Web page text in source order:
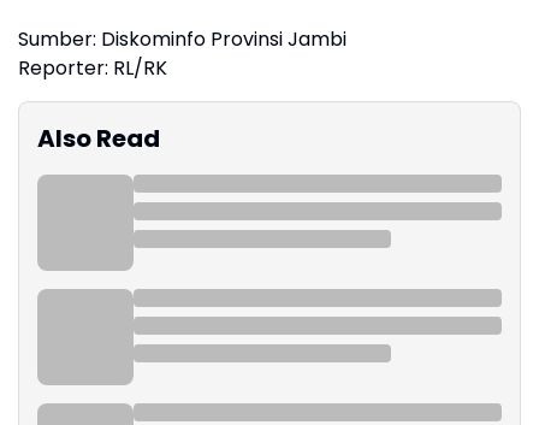
Sumber: Diskominfo Provinsi Jambi
Reporter: RL/RK
Also Read